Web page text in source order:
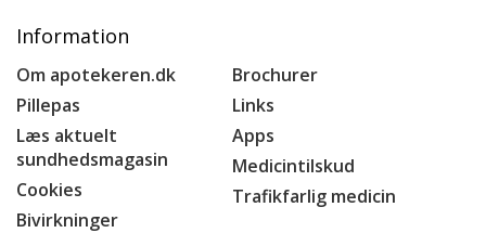
Information
Om apotekeren.dk
Pillepas
Læs aktuelt
sundhedsmagasin
Cookies
Bivirkninger
Brochurer
Links
Apps
Medicintilskud
Trafikfarlig medicin